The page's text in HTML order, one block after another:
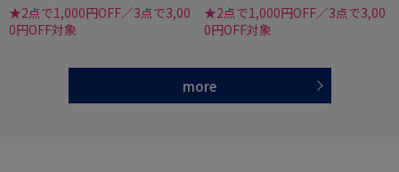
★2点で1,000円OFF／3点で3,00
0円OFF対象
★2点で1,000円OFF／3点で3,00
0円OFF対象
more